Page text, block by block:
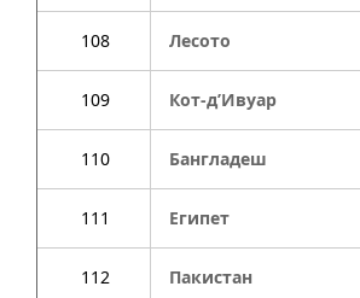
108 Лесото
109 Кот-д’Ивуар
110 Бангладеш
111 Египет
112 Пакистан